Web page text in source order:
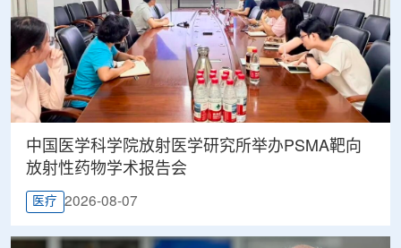
中国医学科学院放射医学研究所举办PSMA靶向
放射性药物学术报告会
医疗 2026-08-07